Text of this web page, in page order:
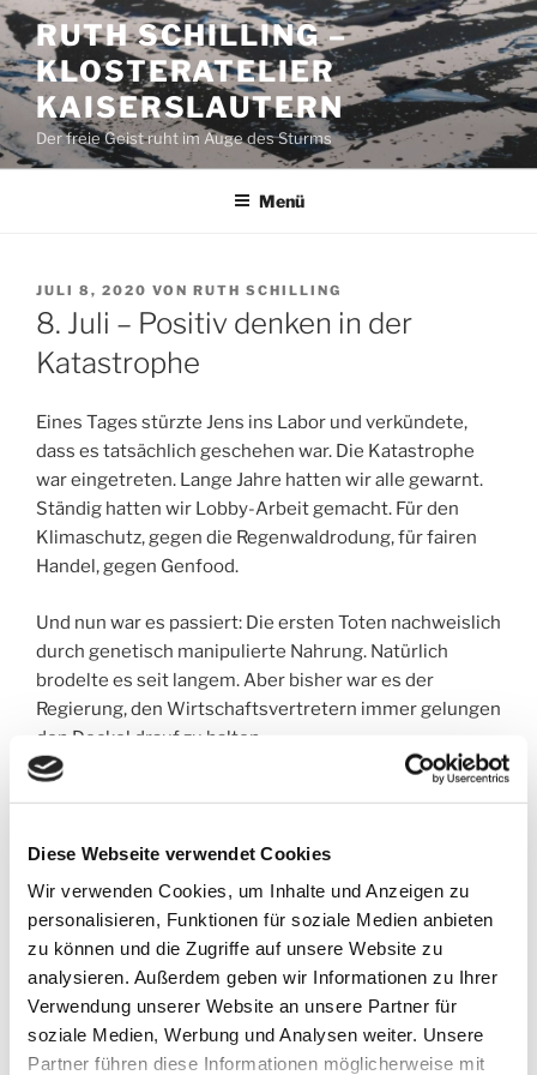
Diese Webseite verwendet Cookies
Wir verwenden Cookies, um Inhalte und Anzeigen zu
personalisieren, Funktionen für soziale Medien anbieten
zu können und die Zugriffe auf unsere Website zu
analysieren. Außerdem geben wir Informationen zu Ihrer
Verwendung unserer Website an unsere Partner für
soziale Medien, Werbung und Analysen weiter. Unsere
Partner führen diese Informationen möglicherweise mit
Zum
Inhalt
springen
RUTH SCHILLING –
KLOSTERATELIER
KAISERSLAUTERN
Der freie Geist ruht im Auge des Sturms
Menü
VERÖFFENTLICHT
AM
JULI 8, 2020 VON RUTH SCHILLING
8. Juli – Positiv denken in der
Katastrophe
Eines Tages stürzte Jens ins Labor und verkündete,
dass es tatsächlich geschehen war. Die Katastrophe
war eingetreten. Lange Jahre hatten wir alle gewarnt.
Ständig hatten wir Lobby-Arbeit gemacht. Für den
Klimaschutz, gegen die Regenwaldrodung, für fairen
Handel, gegen Genfood.
Und nun war es passiert: Die ersten Toten nachweislich
durch genetisch manipulierte Nahrung. Natürlich
brodelte es seit langem. Aber bisher war es der
Regierung, den Wirtschaftsvertretern immer gelungen
den Deckel drauf zu halten.
Diesmal war es nicht aufzuhalten. Es hatte fast alle
Menschen auf einem Luxusdampfer erwischt,
sämtliche Passagiere inklusive Mannschaft und
Kapitän waren vergiftet worden, es hatten nur 16
Personen überlebt.
Nur mit Mühe konnten sie einen Hafen anlaufen, um
sich dann in Quarantäne wiederzufinden. Zunächst